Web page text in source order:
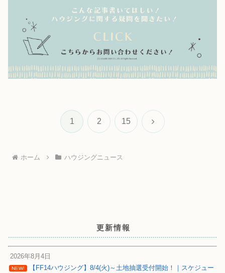
1 2 15 次
ホーム ハウジングニュース
更新情報
2026年8月4日
NEW! 【FF14ハウジング】8/4(火)～土地抽選受付開始！｜スケジュー